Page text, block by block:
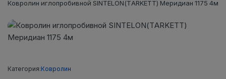
Ковролин иглопробивной SINTELON(TARKETT) Меридиан 1175 4м
Категория:Ковролин